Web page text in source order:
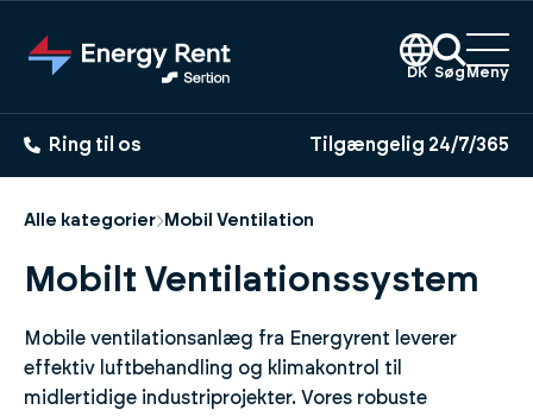
hovedindhold
DK Søg Meny
Ring til os Tilgængelig 24/7/365
Alle kategorier Mobil Ventilation
Mobilt Ventilationssystem
Mobile ventilationsanlæg fra Energyrent leverer
effektiv luftbehandling og klimakontrol til
midlertidige industriprojekter. Vores robuste